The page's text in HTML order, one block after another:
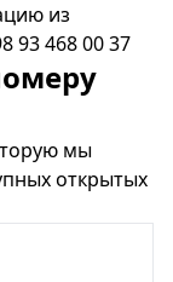
из
93 468 00 37
мы
открытых